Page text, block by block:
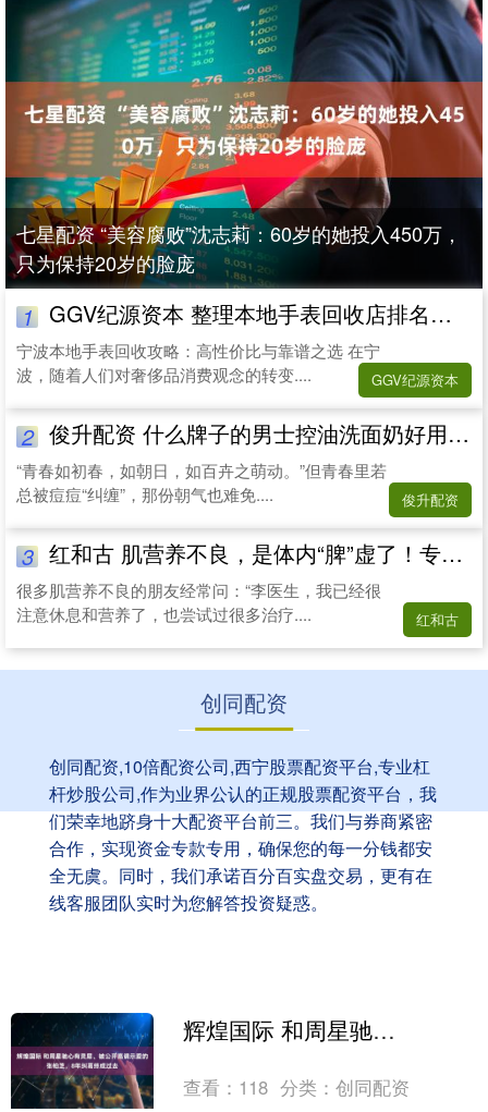
七星配资 “美容腐败”沈志莉：60岁的她投入450万，
只为保持20岁的脸庞
1 GGV纪源资本 整理本地手表回收店排名，上门回收服务哪家性价比高
宁波本地手表回收攻略：高性价比与靠谱之选 在宁
波，随着人们对奢侈品消费观念的转变....
GGV纪源资本
2 俊升配资 什么牌子的男士控油洗面奶好用氨基酸温和安全合我心
“青春如初春，如朝日，如百卉之萌动。”但青春里若
总被痘痘“纠缠”，那份朝气也难免....
俊升配资
3 红和古 肌营养不良，是体内“脾”虚了！专调肌肉无力、行走困难
很多肌营养不良的朋友经常问：“李医生，我已经很
注意休息和营养了，也尝试过很多治疗....
红和古
创同配资
创同配资,10倍配资公司,西宁股票配资平台,专业杠
杆炒股公司,作为业界公认的正规股票配资平台，我
们荣幸地跻身十大配资平台前三。我们与券商紧密
合作，实现资金专款专用，确保您的每一分钱都安
全无虞。同时，我们承诺百分百实盘交易，更有在
线客服团队实时为您解答投资疑惑。
辉煌国际 和周星驰心有灵犀、被公开高调示爱的张柏芝，8年纠葛终成过去
查看： 118 分类：创同配资